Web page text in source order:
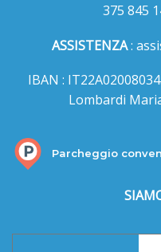
375 845
ASSISTENZA:
IBAN :
Lombardi
Parcheggio